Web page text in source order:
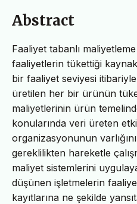
Abstract
Faaliyet tabanlı
faaliyetlerin tükettiği
bir faaliyet seviyesi
üretilen her bir ürünün
maliyetlerinin ürün
konularında veri üreten
organizasyonunun
gereklilikten hareketle
maliyet sistemlerini
düşünen işletmelerin
kayıtlarına ne şekilde